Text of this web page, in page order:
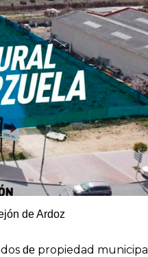
de Ardoz
de propiedad municipal